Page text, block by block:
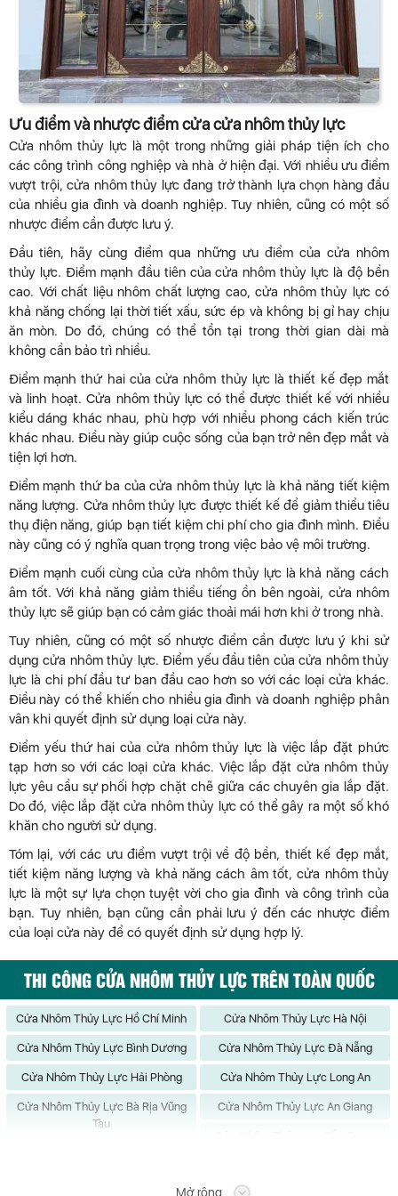
Ưu điểm và nhược điểm cửa cửa nhôm thủy lực
Cửa nhôm thủy lực là một trong những giải pháp tiện ích cho
các công trình công nghiệp và nhà ở hiện đại. Với nhiều ưu điểm
vượt trội, cửa nhôm thủy lực đang trở thành lựa chọn hàng đầu
của nhiều gia đình và doanh nghiệp. Tuy nhiên, cũng có một số
nhược điểm cần được lưu ý.
Đầu tiên, hãy cùng điểm qua những ưu điểm của cửa nhôm
thủy lực. Điểm mạnh đầu tiên của cửa nhôm thủy lực là độ bền
cao. Với chất liệu nhôm chất lượng cao, cửa nhôm thủy lực có
khả năng chống lại thời tiết xấu, sức ép và không bị gỉ hay chịu
ăn mòn. Do đó, chúng có thể tồn tại trong thời gian dài mà
không cần bảo trì nhiều.
Điểm mạnh thứ hai của cửa nhôm thủy lực là thiết kế đẹp mắt
và linh hoạt. Cửa nhôm thủy lực có thể được thiết kế với nhiều
kiểu dáng khác nhau, phù hợp với nhiều phong cách kiến trúc
khác nhau. Điều này giúp cuộc sống của bạn trở nên đẹp mắt và
tiện lợi hơn.
Điểm mạnh thứ ba của cửa nhôm thủy lực là khả năng tiết kiệm
năng lượng. Cửa nhôm thủy lực được thiết kế để giảm thiểu tiêu
thụ điện năng, giúp bạn tiết kiệm chi phí cho gia đình mình. Điều
này cũng có ý nghĩa quan trọng trong việc bảo vệ môi trường.
Điểm mạnh cuối cùng của cửa nhôm thủy lực là khả năng cách
âm tốt. Với khả năng giảm thiểu tiếng ồn bên ngoài, cửa nhôm
thủy lực sẽ giúp bạn có cảm giác thoải mái hơn khi ở trong nhà.
Tuy nhiên, cũng có một số nhược điểm cần được lưu ý khi sử
dụng cửa nhôm thủy lực. Điểm yếu đầu tiên của cửa nhôm thủy
lực là chi phí đầu tư ban đầu cao hơn so với các loại cửa khác.
Điều này có thể khiến cho nhiều gia đình và doanh nghiệp phân
vân khi quyết định sử dụng loại cửa này.
Điểm yếu thứ hai của cửa nhôm thủy lực là việc lắp đặt phức
tạp hơn so với các loại cửa khác. Việc lắp đặt cửa nhôm thủy
lực yêu cầu sự phối hợp chặt chẽ giữa các chuyên gia lắp đặt.
Do đó, việc lắp đặt cửa nhôm thủy lực có thể gây ra một số khó
khăn cho người sử dụng.
Tóm lại, với các ưu điểm vượt trội về độ bền, thiết kế đẹp mắt,
tiết kiệm năng lượng và khả năng cách âm tốt, cửa nhôm thủy
lực là một sự lựa chọn tuyệt vời cho gia đình và công trình của
bạn. Tuy nhiên, bạn cũng cần phải lưu ý đến các nhược điểm
của loại cửa này để có quyết định sử dụng hợp lý.
THI CÔNG CỬA NHÔM THỦY LỰC TRÊN TOÀN QUỐC
Cửa Nhôm Thủy Lực Hồ Chí Minh Cửa Nhôm Thủy Lực Hà Nội
Cửa Nhôm Thủy Lực Bình Dương Cửa Nhôm Thủy Lực Đà Nẵng
Cửa Nhôm Thủy Lực Hải Phòng Cửa Nhôm Thủy Lực Long An
Cửa Nhôm Thủy Lực Bà Rịa Vũng
Tàu
Cửa Nhôm Thủy Lực An Giang
Mở rộng